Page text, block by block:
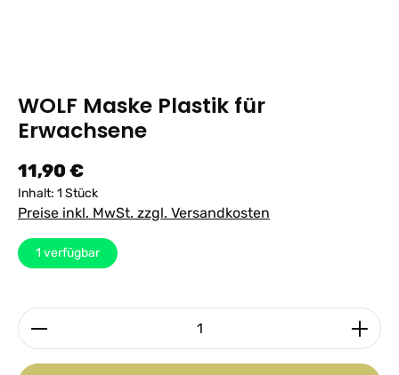
WOLF Maske Plastik für
Erwachsene
Regulärer Preis:
11,90 €
Inhalt: 1 Stück
Preise inkl. MwSt. zzgl. Versandkosten
1 verfügbar
Produkt Anzahl: Gib den gewünschten Wert ein